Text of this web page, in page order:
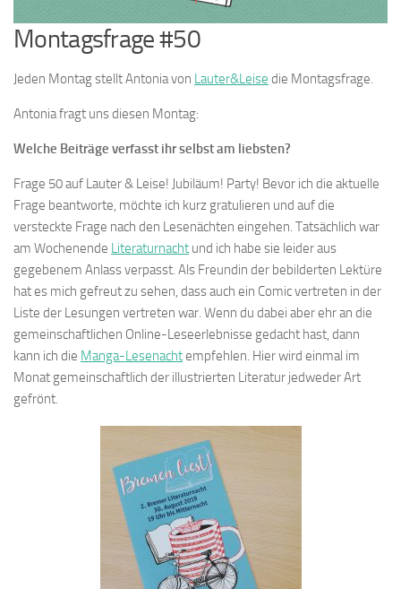
Montagsfrage #50
Jeden Montag stellt Antonia von Lauter&Leise die Montagsfrage.
Antonia fragt uns diesen Montag:
Welche Beiträge verfasst ihr selbst am liebsten?
Frage 50 auf Lauter & Leise! Jubiläum! Party! Bevor ich die aktuelle
Frage beantworte, möchte ich kurz gratulieren und auf die
versteckte Frage nach den Lesenächten eingehen. Tatsächlich war
am Wochenende Literaturnacht und ich habe sie leider aus
gegebenem Anlass verpasst. Als Freundin der bebilderten Lektüre
hat es mich gefreut zu sehen, dass auch ein Comic vertreten in der
Liste der Lesungen vertreten war. Wenn du dabei aber ehr an die
gemeinschaftlichen Online-Leseerlebnisse gedacht hast, dann
kann ich die Manga-Lesenachtempfehlen. Hier wird einmal im
Monat gemeinschaftlich der illustrierten Literatur jedweder Art
gefrönt.